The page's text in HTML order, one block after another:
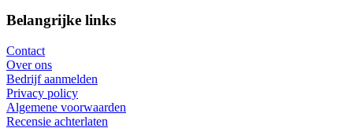
Belangrijke links
Contact
Over ons
Bedrijf aanmelden
Privacy policy
Algemene voorwaarden
Recensie achterlaten